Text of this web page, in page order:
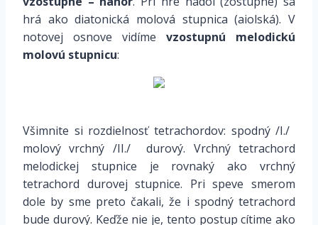
hrá ako diatonická molová stupnica (aiolská). V
notovej osnove vidíme vzostupnú melodickú
molovú stupnicu:
Všimnite si rozdielnosť tetrachordov: spodný /I./ 
molový vrchný /II./  durový. Vrchný tetrachord
melodickej stupnice je rovnaký ako vrchný
tetrachord durovej stupnice. Pri speve smerom
dole by sme preto čakali, že i spodný tetrachord
bude durový. Keďže nie je, tento postup cítime ako